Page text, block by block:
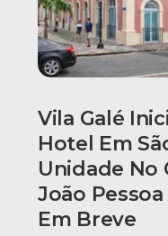
Vila Galé
Hotel Em
Unidade No
João
Em Breve